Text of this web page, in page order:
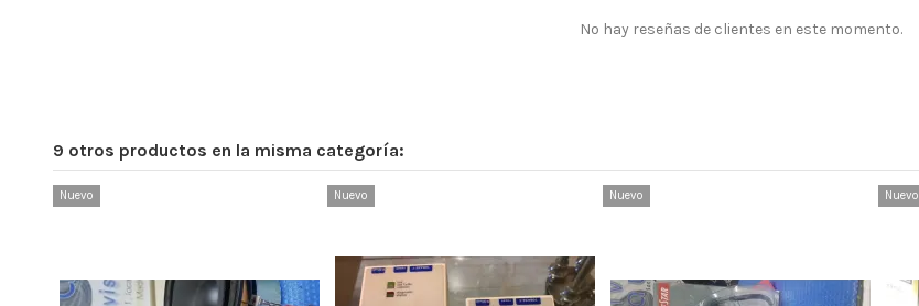
No hay reseñas de clientes en este momento.
9 otros productos en la misma categoría:
Nuevo Nuevo Nuevo Nuevo